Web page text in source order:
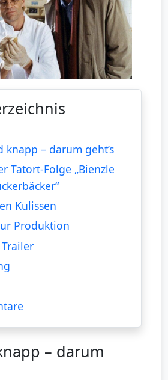
knapp – darum geht’s
Tatort-Folge „Bienzle
Kulissen
Produktion
Trailer
– darum